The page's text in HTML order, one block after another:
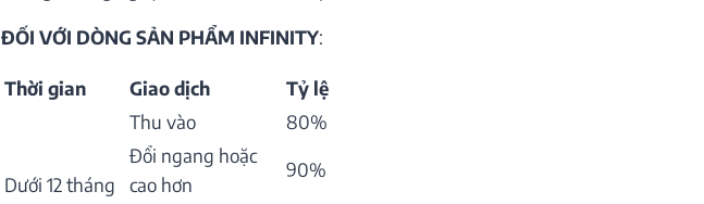
ĐỐI VỚI DÒNG SẢN PHẨM INFINITY:
Thời gian Giao dịch Tỷ lệ
Dưới 12 tháng
Thu vào
80%
Đổi ngang hoặc
cao hơn
90%